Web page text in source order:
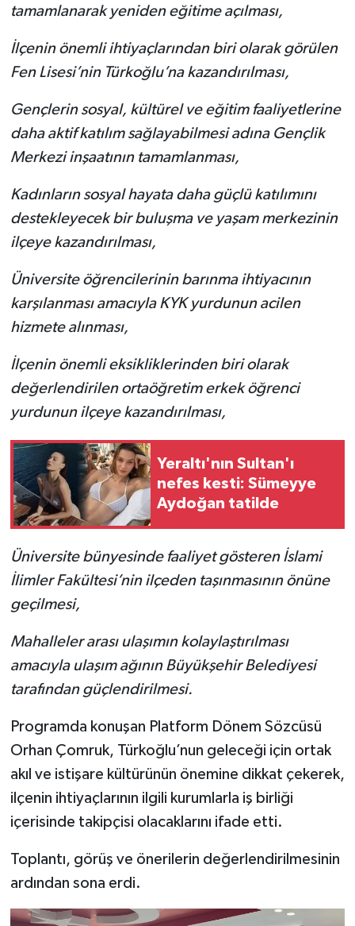
tamamlanarak yeniden eğitime açılması,
İlçenin önemli ihtiyaçlarından biri olarak görülen
Fen Lisesi’nin Türkoğlu’na kazandırılması,
Gençlerin sosyal, kültürel ve eğitim faaliyetlerine
daha aktif katılım sağlayabilmesi adına Gençlik
Merkezi inşaatının tamamlanması,
Kadınların sosyal hayata daha güçlü katılımını
destekleyecek bir buluşma ve yaşam merkezinin
ilçeye kazandırılması,
Üniversite öğrencilerinin barınma ihtiyacının
karşılanması amacıyla KYK yurdunun acilen
hizmete alınması,
İlçenin önemli eksikliklerinden biri olarak
değerlendirilen ortaöğretim erkek öğrenci
yurdunun ilçeye kazandırılması,
Yeraltı'nın Sultan'ı
nefes kesti: Sümeyye
Aydoğan tatilde
Üniversite bünyesinde faaliyet gösteren İslami
İlimler Fakültesi’nin ilçeden taşınmasının önüne
geçilmesi,
Mahalleler arası ulaşımın kolaylaştırılması
amacıyla ulaşım ağının Büyükşehir Belediyesi
tarafından güçlendirilmesi.
Programda konuşan Platform Dönem Sözcüsü
Orhan Çomruk, Türkoğlu’nun geleceği için ortak
akıl ve istişare kültürünün önemine dikkat çekerek,
ilçenin ihtiyaçlarının ilgili kurumlarla iş birliği
içerisinde takipçisi olacaklarını ifade etti.
Toplantı, görüş ve önerilerin değerlendirilmesinin
ardından sona erdi.